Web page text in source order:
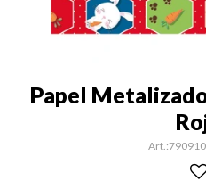
Papel